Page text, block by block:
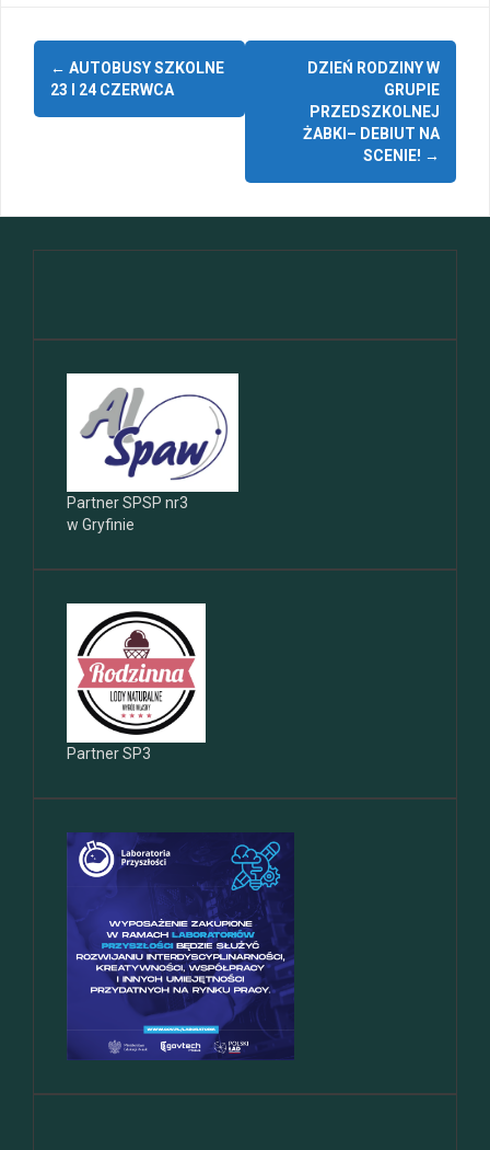
Zobacz
wpisy
← AUTOBUSY SZKOLNE
23 I 24 CZERWCA
DZIEŃ RODZINY W
GRUPIE
PRZEDSZKOLNEJ
ŻABKI– DEBIUT NA
SCENIE! →
Partner SPSP nr3
w Gryfinie
Partner SP3